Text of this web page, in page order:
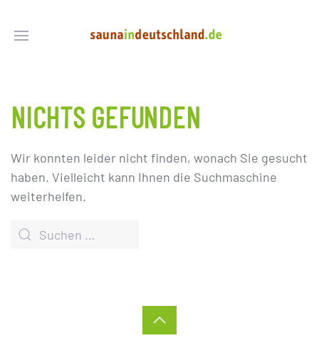
NICHTS GEFUNDEN
Wir konnten leider nicht finden, wonach Sie gesucht
haben. Vielleicht kann Ihnen die Suchmaschine
weiterhelfen.